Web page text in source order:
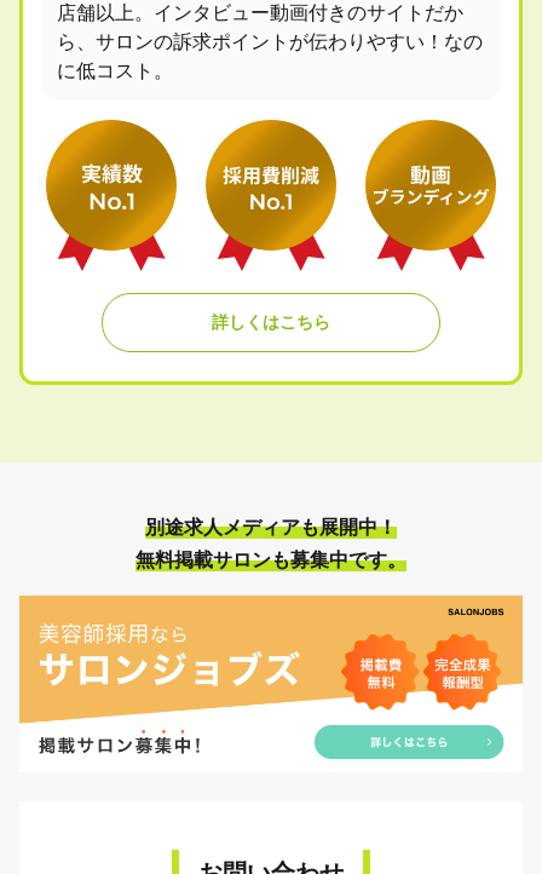
店舗以上。インタビュー動画付きのサイトだか
ら、サロンの訴求ポイントが伝わりやすい！なの
に低コスト。
詳しくはこちら
別途求人メディアも展開中！
無料掲載サロンも募集中です。